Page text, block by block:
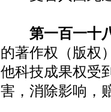
第一百一十
的著作权（版权
他科技成果权受
害，消除影响，